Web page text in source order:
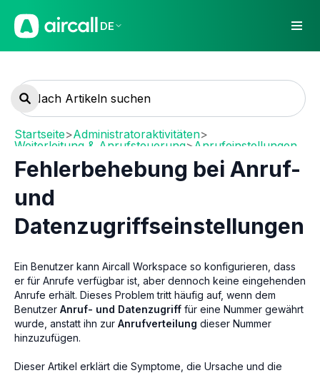
DE
Startseite>Administratoraktivitäten>
Weiterleitung & Anrufsteuerung> Anrufeinstellungen
Fehlerbehebung bei Anruf-
und
Datenzugriffseinstellungen
Ein Benutzer kann Aircall Workspace so konfigurieren, dass
er für Anrufe verfügbar ist, aber dennoch keine eingehenden
Anrufe erhält. Dieses Problem tritt häufig auf, wenn dem
Benutzer Anruf- und Datenzugriff für eine Nummer gewährt
wurde, anstatt ihn zur Anrufverteilung dieser Nummer
hinzuzufügen.
Dieser Artikel erklärt die Symptome, die Ursache und die